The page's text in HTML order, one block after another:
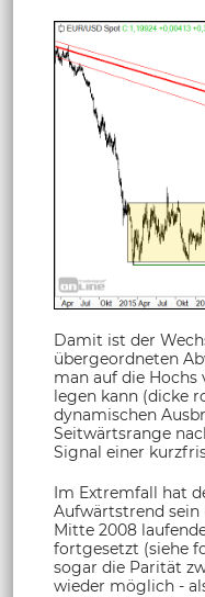
Damit ist der
übergeordneten
man auf die Hochs
legen kann (dicke
dynamischen
Seitwärtsrange
Signal einer
Im Extremfall hat
Aufwärtstrend sein
Mitte 2008
fortgesetzt (siehe
sogar die Parität
wieder möglich -